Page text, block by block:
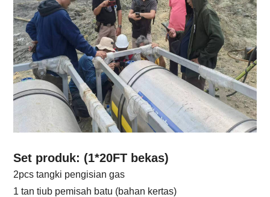
Set produk: (1*20FT bekas)
2pcs tangki pengisian gas
1 tan tiub pemisah batu (bahan kertas)